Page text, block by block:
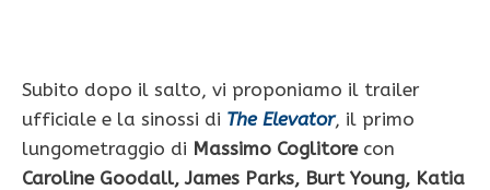
Subito dopo il salto, vi proponiamo il trailer
ufficiale e la sinossi di The Elevator, il primo
lungometraggio di Massimo Coglitorecon
Caroline Goodall, James Parks, Burt Young, Katia